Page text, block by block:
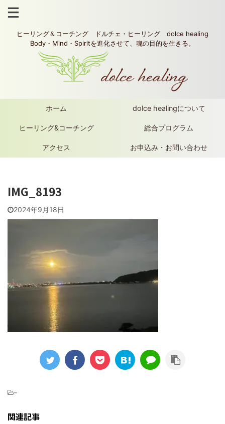
ヒーリング＆コーチング ドルチェ・ヒーリング dolce healing
Body・Mind・Spiritを進化させて、魂の目的を生きる。
ホーム dolce healingについて
ヒーリング&コーチング 総合プログラム
アクセス お申込み・お問い合わせ
IMG_8193
2024年9月18日
-
関連記事